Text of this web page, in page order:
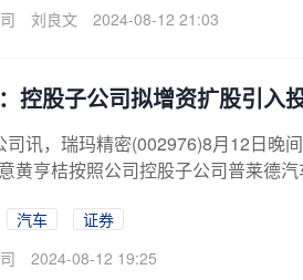
刘良文 2024-08-12 21:03
控股子公司拟增资扩股引入
司讯，瑞玛精密(002976)8月12日晚
黄亨桔按照公司控股子公司普莱德
汽车
证券
2024-08-12 19:25